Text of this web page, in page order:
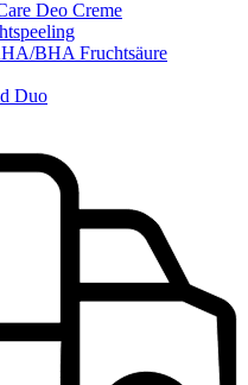
Deo Creme
BHA Fruchtsäure
Duo